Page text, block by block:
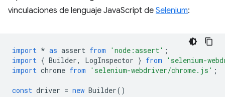
vinculaciones de lenguaje JavaScript de Selenium:
import * as assert from 'node:assert' ;
import { Builder, LogInspector } from
'selenium-
import chrome from 'selenium-webdriver/chrome.js' ;
const driver = new Builder()